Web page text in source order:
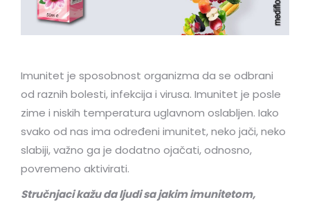
Imunitet je sposobnost organizma da se odbrani
od raznih bolesti, infekcija i virusa. Imunitet je posle
zime i niskih temperatura uglavnom oslabljen. Iako
svako od nas ima određeni imunitet, neko jači, neko
slabiji, važno ga je dodatno ojačati, odnosno,
povremeno aktivirati.
Stručnjaci kažu da ljudi sa jakim imunitetom,